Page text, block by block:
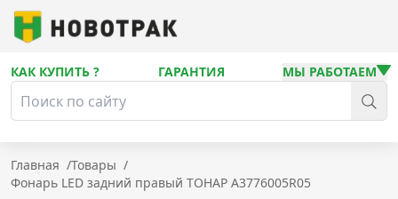
КАК КУПИТЬ ? ГАРАНТИЯ МЫ РАБОТАЕМ
Главная /Товары /
Фонарь LED задний правый ТОНАР A3776005R05